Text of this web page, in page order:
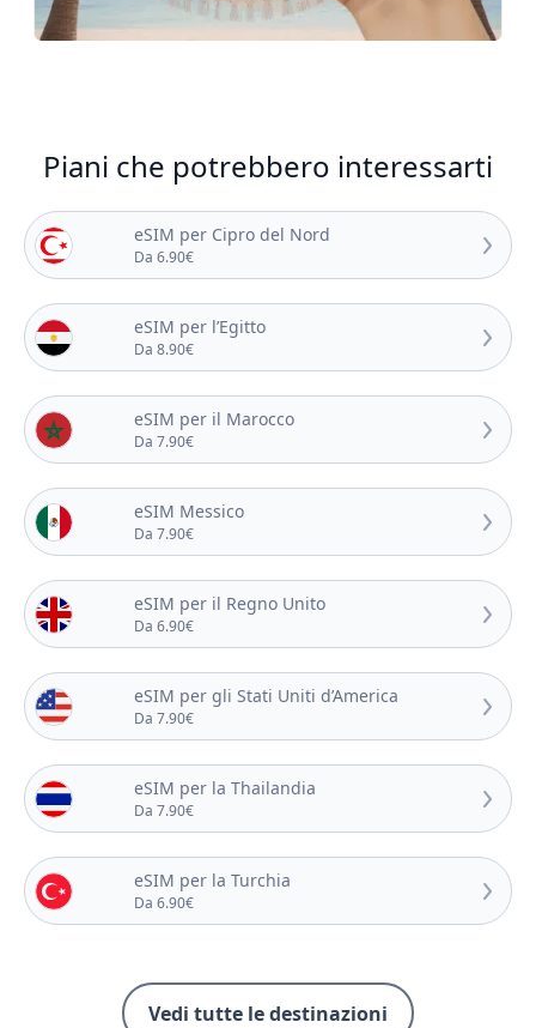
Piani che potrebbero interessarti
eSIM per Cipro del Nord
Da 6.90€
eSIM per l’Egitto
Da 8.90€
eSIM per il Marocco
Da 7.90€
eSIM Messico
Da 7.90€
eSIM per il Regno Unito
Da 6.90€
eSIM per gli Stati Uniti d’America
Da 7.90€
eSIM per la Thailandia
Da 7.90€
eSIM per la Turchia
Da 6.90€
Vedi tutte le destinazioni